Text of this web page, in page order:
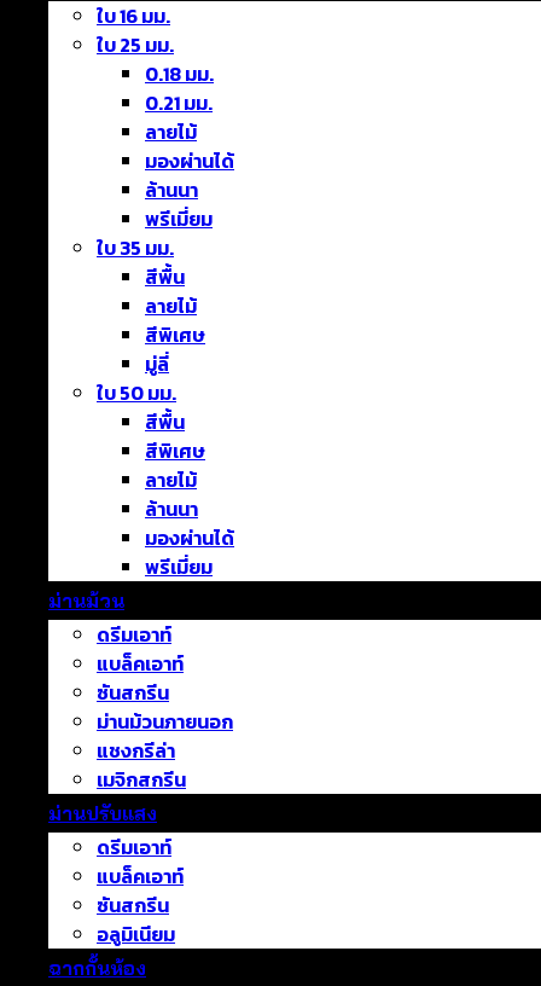
ใบ 16 มม.
ใบ 25 มม.
0.18 มม.
0.21 มม.
ลายไม้
มองผ่านได้
ล้านนา
พรีเมี่ยม
ใบ 35 มม.
สีพื้น
ลายไม้
สีพิเศษ
มู่ลี่
ใบ 50 มม.
สีพื้น
สีพิเศษ
ลายไม้
ล้านนา
มองผ่านได้
พรีเมี่ยม
ม่านม้วน
ดรีมเอาท์
แบล็คเอาท์
ซันสกรีน
ม่านม้วนภายนอก
แชงกรีล่า
เมจิกสกรีน
ม่านปรับแสง
ดรีมเอาท์
แบล็คเอาท์
ซันสกรีน
อลูมิเนียม
ฉากกั้นห้อง